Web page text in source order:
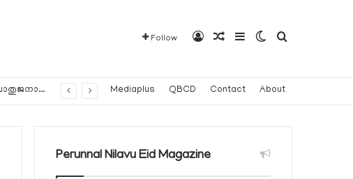
Follow Log InRandom Article
SidebarSwitch skin
Search for
യാത്രക്കാര്‍ക്ക് ഖത്തറിലേക്ക് കൊണ്ടുവരാവുന്ന 140 നിയന്ത്രിത മരുന്നുകളുടെ പട്ടിക പ്രസിദ്ധീകരിച്ച് പൊതുജനാരോഗ്യ മന്ത്രാലയം Mediaplus QBCD Contact About
Perunnal Nilavu Eid Magazine